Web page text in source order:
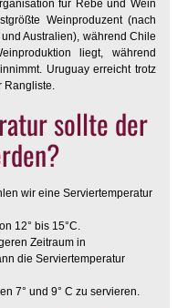
für Rebe und Wein
Weinproduzent (nach
Australien), während Chile
liegt, während
Uruguay erreicht trotz
Rangliste.
sollte der
wir eine Serviertemperatur
12° bis 15°C.
Zeitraum in
die Serviertemperatur
7° und 9° C zu servieren.